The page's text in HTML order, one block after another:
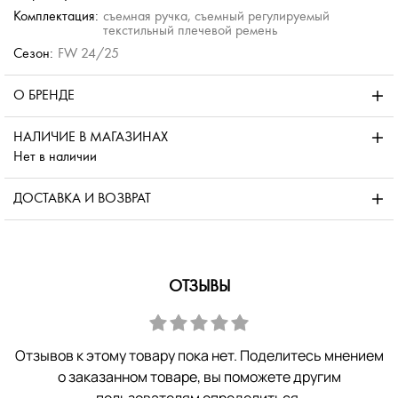
Комплектация: съемная ручка, съемный регулируемый
текстильный плечевой ремень
Сезон: FW 24/25
О БРЕНДЕ
НАЛИЧИЕ В МАГАЗИНАХ
Нет в наличии
ДОСТАВКА И ВОЗВРАТ
ОТЗЫВЫ
Отзывов к этому товару пока нет. Поделитесь мнением
о заказанном товаре, вы поможете другим